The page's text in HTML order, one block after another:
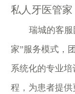
私人牙医管家
瑞城的客
家”服务模式，
系统化的专业
程，为患者提